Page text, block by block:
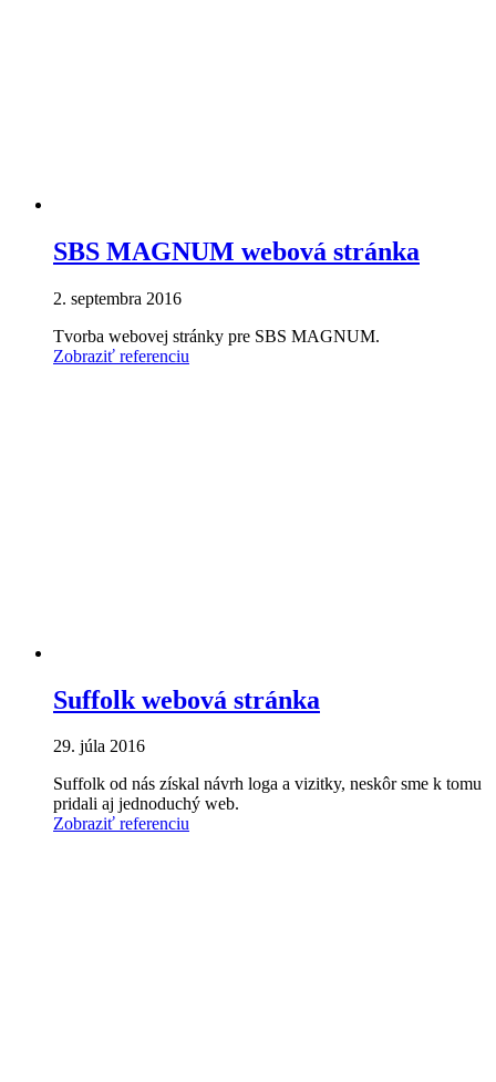
SBS MAGNUM webová stránka
2. septembra 2016
Tvorba webovej stránky pre SBS MAGNUM.
Zobraziť referenciu
Suffolk webová stránka
29. júla 2016
Suffolk od nás získal návrh loga a vizitky, neskôr sme k tomu
pridali aj jednoduchý web.
Zobraziť referenciu